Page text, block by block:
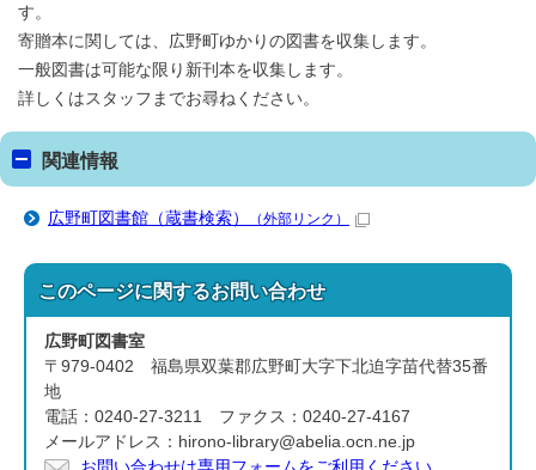
す。
寄贈本に関しては、広野町ゆかりの図書を収集します。
一般図書は可能な限り新刊本を収集します。
詳しくはスタッフまでお尋ねください。
関連情報
広野町図書館（蔵書検索） （外部リンク）
このページに関するお問い合わせ
広野町図書室
〒979-0402 福島県双葉郡広野町大字下北迫字苗代替35番
地
電話：0240-27-3211 ファクス：0240-27-4167
メールアドレス：hirono-library@abelia.ocn.ne.jp